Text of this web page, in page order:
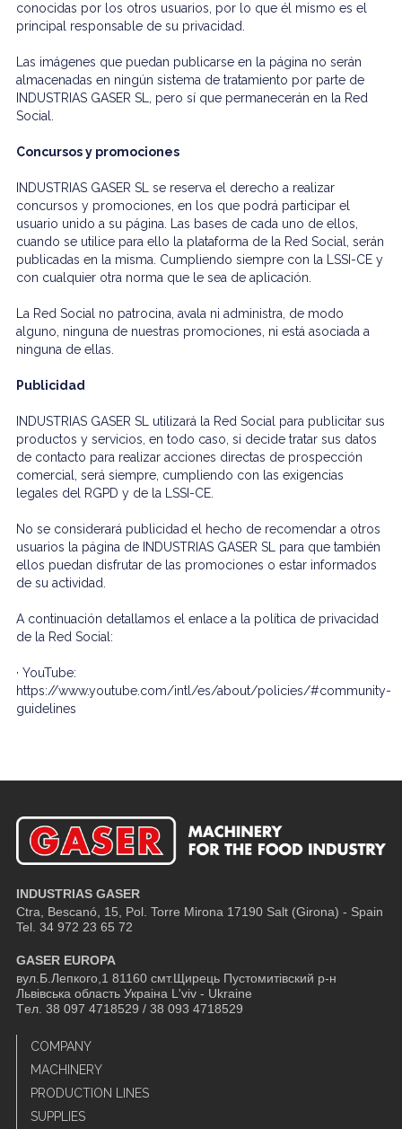
conocidas por los otros usuarios, por lo que él mismo es el
principal responsable de su privacidad.
Las imágenes que puedan publicarse en la página no serán
almacenadas en ningún sistema de tratamiento por parte de
INDUSTRIAS GASER SL, pero sí que permanecerán en la Red
Social.
Concursos y promociones
INDUSTRIAS GASER SL se reserva el derecho a realizar
concursos y promociones, en los que podrá participar el
usuario unido a su página. Las bases de cada uno de ellos,
cuando se utilice para ello la plataforma de la Red Social, serán
publicadas en la misma. Cumpliendo siempre con la LSSI-CE y
con cualquier otra norma que le sea de aplicación.
La Red Social no patrocina, avala ni administra, de modo
alguno, ninguna de nuestras promociones, ni está asociada a
ninguna de ellas.
Publicidad
INDUSTRIAS GASER SL utilizará la Red Social para publicitar sus
productos y servicios, en todo caso, si decide tratar sus datos
de contacto para realizar acciones directas de prospección
comercial, será siempre, cumpliendo con las exigencias
legales del RGPD y de la LSSI-CE.
No se considerará publicidad el hecho de recomendar a otros
usuarios la página de INDUSTRIAS GASER SL para que también
ellos puedan disfrutar de las promociones o estar informados
de su actividad.
A continuación detallamos el enlace a la política de privacidad
de la Red Social:
· YouTube:
https://www.youtube.com/intl/es/about/policies/#community-
guidelines
INDUSTRIAS GASER
Ctra, Bescanó, 15, Pol. Torre Mirona 17190 Salt (Girona) - Spain
Tel. 34 972 23 65 72
GASER EUROPA
вул.Б.Лепкого,1 81160 смт.Щирець Пустомитівский р-н
Львівська область Украіна L'viv - Ukraine
Tел. 38 097 4718529 / 38 093 4718529
COMPANY
MACHINERY
PRODUCTION LINES
SUPPLIES